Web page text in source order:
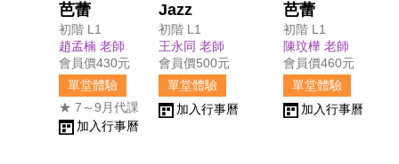
芭蕾
初階 L1
趙孟楠 老師
會員價430元
單堂體驗
★ 7～9月代課
加入行事曆
Jazz
初階 L1
王永同 老師
會員價500元
單堂體驗
加入行事曆
芭蕾
初階 L1
陳玟樺 老師
會員價460元
單堂體驗
加入行事曆